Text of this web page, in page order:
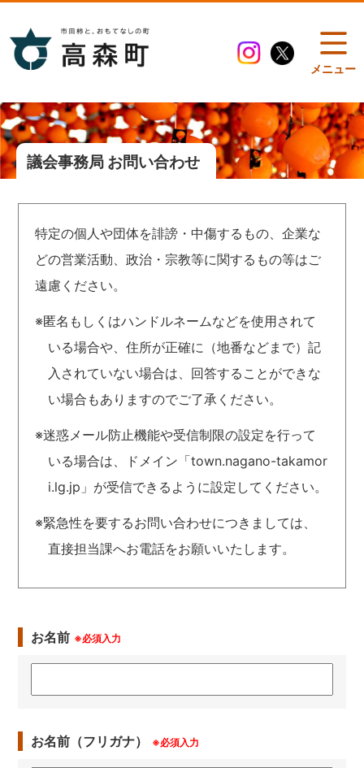
メニュー
議会事務局 お問い合わせ
特定の個人や団体を誹謗・中傷するもの、企業な
どの営業活動、政治・宗教等に関するもの等はご
遠慮ください。
※匿名もしくはハンドルネームなどを使用されて
いる場合や、住所が正確に（地番などまで）記
入されていない場合は、回答することができな
い場合もありますのでご了承ください。
※迷惑メール防止機能や受信制限の設定を行って
いる場合は、ドメイン「town.nagano-takamor
i.lg.jp」が受信できるように設定してください。
※緊急性を要するお問い合わせにつきましては、
直接担当課へお電話をお願いいたします。
お名前 ※必須入力
お名前（フリガナ） ※必須入力